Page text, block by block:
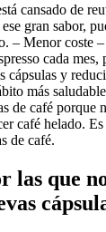
cansado de
gran sabor,
– Menor coste
cada
cápsulas y
más
de café porque
café helado.
de café.
las que